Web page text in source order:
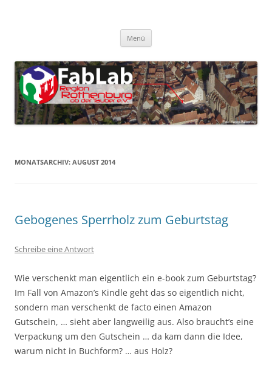
Menü
MONATSARCHIV: AUGUST 2014
Gebogenes Sperrholz zum Geburtstag
Schreibe eine Antwort
Wie verschenkt man eigentlich ein e-book zum Geburtstag?
Im Fall von Amazon’s Kindle geht das so eigentlich nicht,
sondern man verschenkt de facto einen Amazon
Gutschein, … sieht aber langweilig aus. Also braucht’s eine
Verpackung um den Gutschein … da kam dann die Idee,
warum nicht in Buchform? … aus Holz?